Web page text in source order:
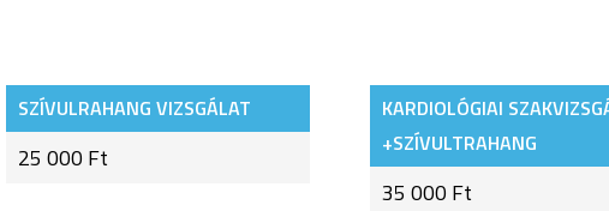
SZÍVULRAHANG VIZSGÁLAT
25 000 Ft
KARDIOLÓGIAI
+SZÍVULTRAHANG
35 000 Ft